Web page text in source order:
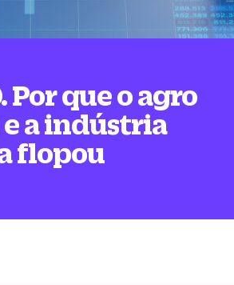
Por que o agro
a indústria
flopou